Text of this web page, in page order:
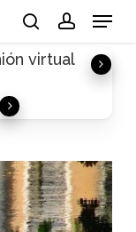
Menu
virtual